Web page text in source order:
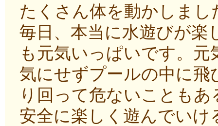
たくさん体を動かしまし
毎日、本当に水遊びが
も元気いっぱいです。
気にせずプールの中に
り回って危ないことも
安全に楽しく遊んでい